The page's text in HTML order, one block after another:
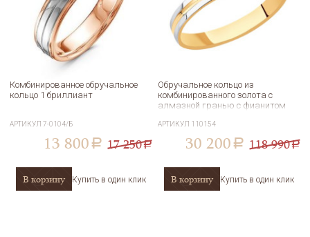
Комбинированное обручальное
кольцо 1 бриллиант
АРТИКУЛ7-0104/Б
13 800 a 17 250a
В корзину Купить в один клик
Обручальное кольцо из
комбинированного золота с
алмазной гранью с фианитом
АРТИКУЛ 110154
30 200 a 118 990a
В корзину Купить в один клик